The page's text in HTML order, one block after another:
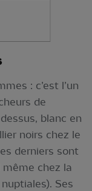
: c’est l’un
de
blanc en
noirs chez le
derniers sont
chez la
Ses